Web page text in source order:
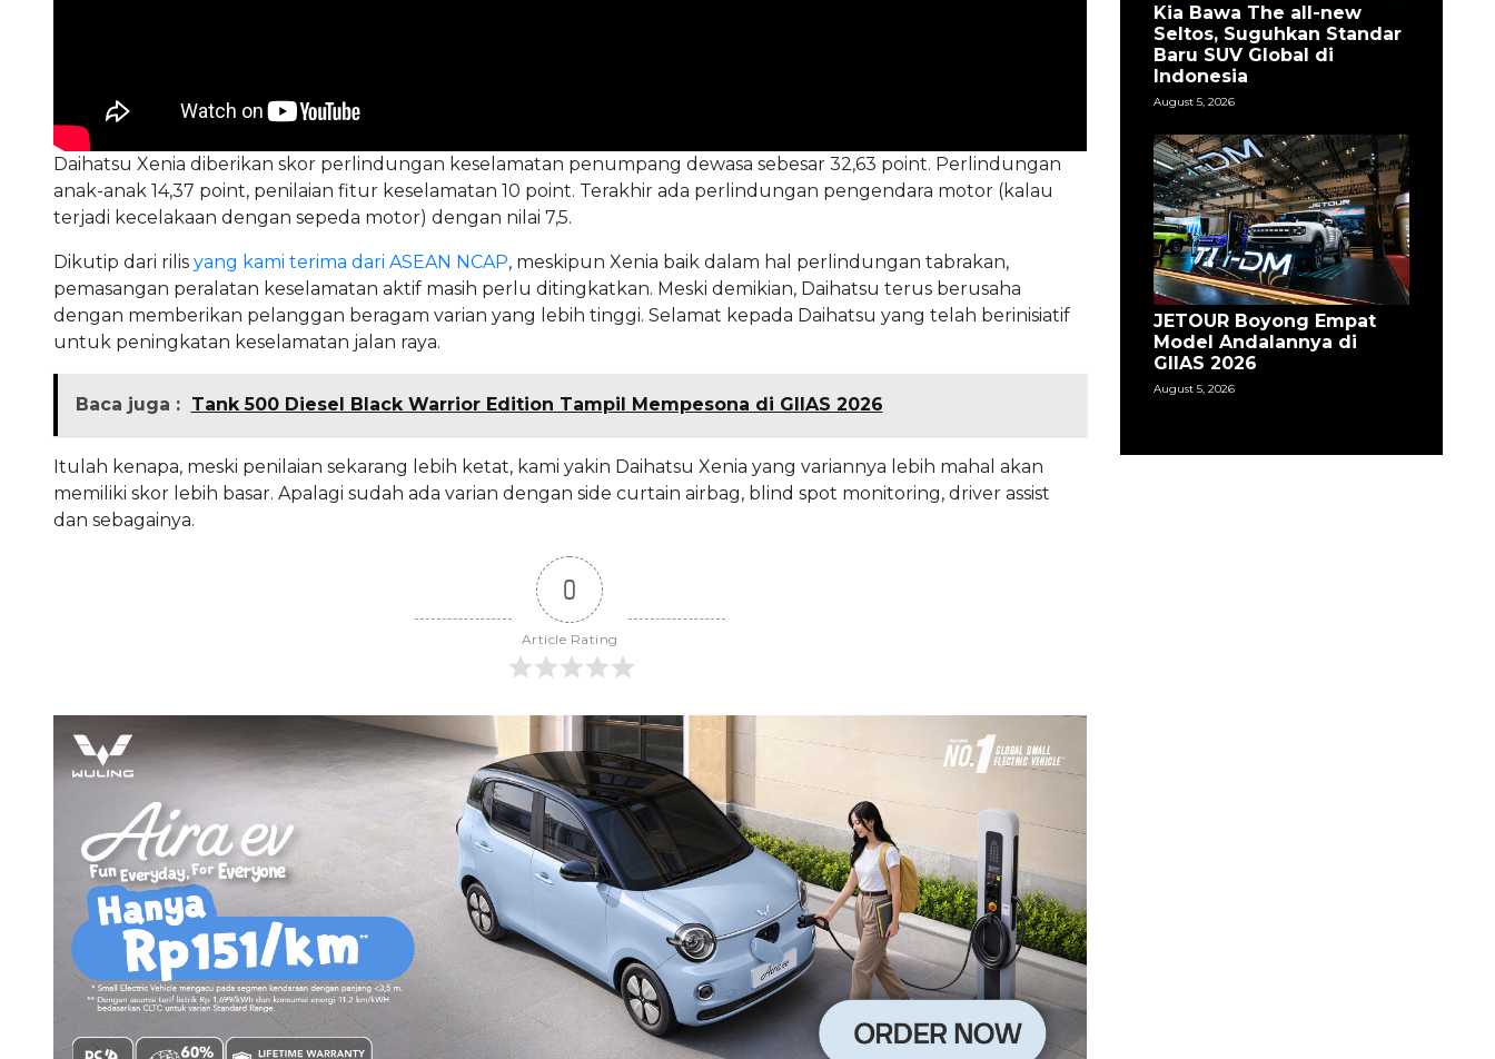
Daihatsu Xenia diberikan skor perlindungan keselamatan penumpang dewasa sebesar 32,63 point. Perlindungan
anak-anak 14,37 point, penilaian fitur keselamatan 10 point. Terakhir ada perlindungan pengendara motor (kalau
terjadi kecelakaan dengan sepeda motor) dengan nilai 7,5.
Dikutip dari rilis yang kami terima dari ASEAN NCAP, meskipun Xenia baik dalam hal perlindungan tabrakan,
pemasangan peralatan keselamatan aktif masih perlu ditingkatkan. Meski demikian, Daihatsu terus berusaha
dengan memberikan pelanggan beragam varian yang lebih tinggi. Selamat kepada Daihatsu yang telah berinisiatif
untuk peningkatan keselamatan jalan raya.
Baca juga : Tank 500 Diesel Black Warrior Edition Tampil Mempesona di GIIAS 2026
Itulah kenapa, meski penilaian sekarang lebih ketat, kami yakin Daihatsu Xenia yang variannya lebih mahal akan
memiliki skor lebih basar. Apalagi sudah ada varian dengan side curtain airbag, blind spot monitoring, driver assist
dan sebagainya.
0
Article Rating
Kia Bawa The all-new
Seltos, Suguhkan Standar
Baru SUV Global di
Indonesia
August 5, 2026
JETOUR Boyong Empat
Model Andalannya di
GIIAS 2026
August 5, 2026